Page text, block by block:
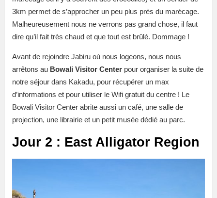
3km permet de s’approcher un peu plus près du marécage.
Malheureusement nous ne verrons pas grand chose, il faut
dire qu’il fait très chaud et que tout est brûlé. Dommage !
Avant de rejoindre Jabiru où nous logeons, nous nous
arrêtons au Bowali Visitor Center pour organiser la suite de
notre séjour dans Kakadu, pour récupérer un max
d’informations et pour utiliser le Wifi gratuit du centre ! Le
Bowali Visitor Center abrite aussi un café, une salle de
projection, une librairie et un petit musée dédié au parc.
Jour 2 : East Alligator Region